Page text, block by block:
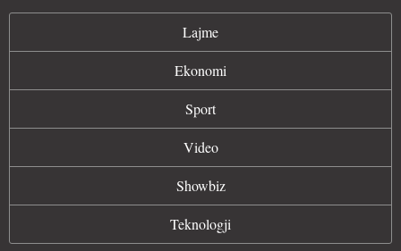
Lajme
Ekonomi
Sport
Video
Showbiz
Teknologji